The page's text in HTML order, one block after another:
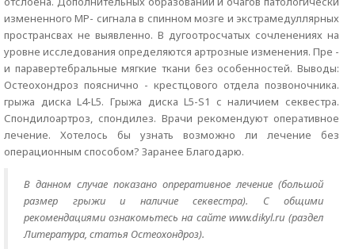
измененного МР- сигнала в спинном мозге и экстрамедуллярных
пространсвах не выявленно. В дугоотросчатых сочленениях на
уровне исследования определяются артрозные изменения. Пре -
и паравертебральные мягкие ткани без особенностей. Выводы:
Остеохондроз пояснично - крестцового отдела позвоночника.
грыжа диска L4-L5. Грыжа диска L5-S1 с наличием секвестра.
Спондилоартроз, спондилез. Врачи рекомендуют оперативное
лечение. Хотелось бы узнать возможно ли лечение без
операционным способом? Заранее Благодарю.
В данном случае показано опреративное лечение (большой
размер грыжи и наличие секвестра). С общими
рекомендациями ознакомьтесь на сайте www.dikyl.ru (раздел
Литература, статья Остеохондроз).